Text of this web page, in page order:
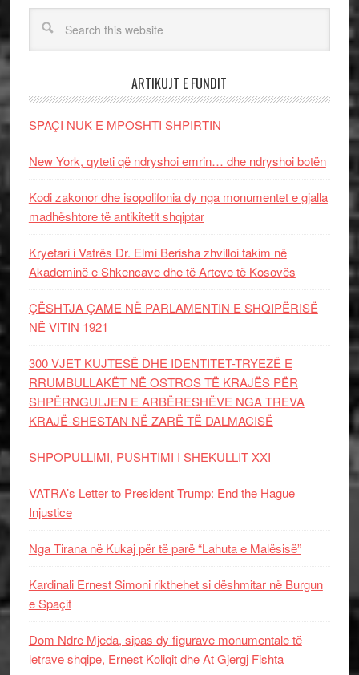
ARTIKUJT E FUNDIT
SPAÇI NUK E MPOSHTI SHPIRTIN
New York, qyteti që ndryshoi emrin… dhe ndryshoi botën
Kodi zakonor dhe isopolifonia dy nga monumentet e gjalla
madhështore të antikitetit shqiptar
Kryetari i Vatrës Dr. Elmi Berisha zhvilloi takim në
Akademinë e Shkencave dhe të Arteve të Kosovës
ÇËSHTJA ÇAME NË PARLAMENTIN E SHQIPËRISË
NË VITIN 1921
300 VJET KUJTESË DHE IDENTITET-TRYEZË E
RRUMBULLAKËT NË OSTROS TË KRAJËS PËR
SHPËRNGULJEN E ARBËRESHËVE NGA TREVA
KRAJË-SHESTAN NË ZARË TË DALMACISË
SHPOPULLIMI, PUSHTIMI I SHEKULLIT XXI
VATRA’s Letter to President Trump: End the Hague
Injustice
Nga Tirana në Kukaj për të parë “Lahuta e Malësisë”
Kardinali Ernest Simoni rikthehet si dëshmitar në Burgun
e Spaçit
Dom Ndre Mjeda, sipas dy figurave monumentale të
letrave shqipe, Ernest Koliqit dhe At Gjergj Fishta